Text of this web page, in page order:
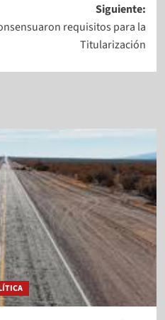
Siguiente:
requisitos para la
Titularización